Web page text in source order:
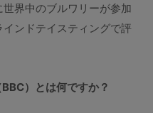
界中のブルワリーが参加
ンドテイスティングで評
）とは何ですか？